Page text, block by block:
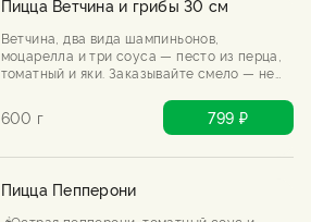
Пицца Ветчина и грибы 30 см
Ветчина, два вида шампиньонов,
моцарелла и три соуса — песто из перца,
томатный и яки. Заказывайте смело — не
600 г 799 ₽
Пицца Пепперони